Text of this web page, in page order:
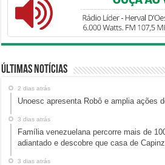
Últimas Notícias
2 dias atrás
Unoesc apresenta Robô e amplia ações
3 dias atrás
Família venezuelana percorre mais de
adiantado e descobre que casa de
3 dias atrás